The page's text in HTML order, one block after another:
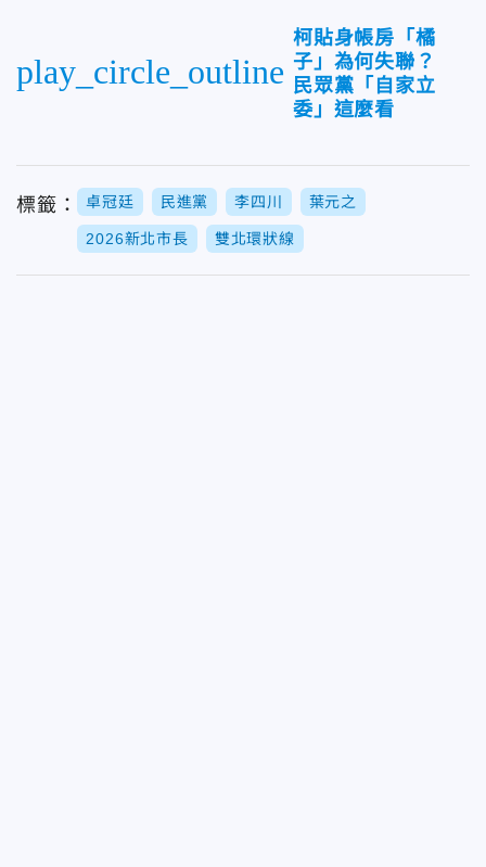
play_circle_outline
柯貼身帳房「橘
子」為何失聯？
民眾黨「自家立
委」這麼看
標籤： 卓冠廷 民進黨 李四川 葉元之
2026新北市長 雙北環狀線